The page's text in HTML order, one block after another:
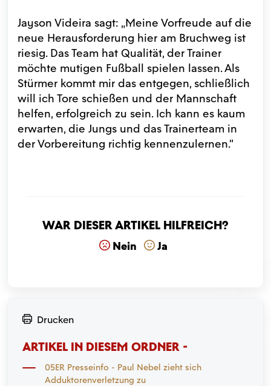
Jayson Videira sagt: „Meine Vorfreude auf die
neue Herausforderung hier am Bruchweg ist
riesig. Das Team hat Qualität, der Trainer
möchte mutigen Fußball spielen lassen. Als
Stürmer kommt mir das entgegen, schließlich
will ich Tore schießen und der Mannschaft
helfen, erfolgreich zu sein. Ich kann es kaum
erwarten, die Jungs und das Trainerteam in
der Vorbereitung richtig kennenzulernen.“
War dieser Artikel hilfreich?
Nein Ja
Drucken
ARTIKEL IN DIESEM ORDNER -
05ER Presseinfo - Paul Nebel zieht sich
Adduktorenverletzung zu